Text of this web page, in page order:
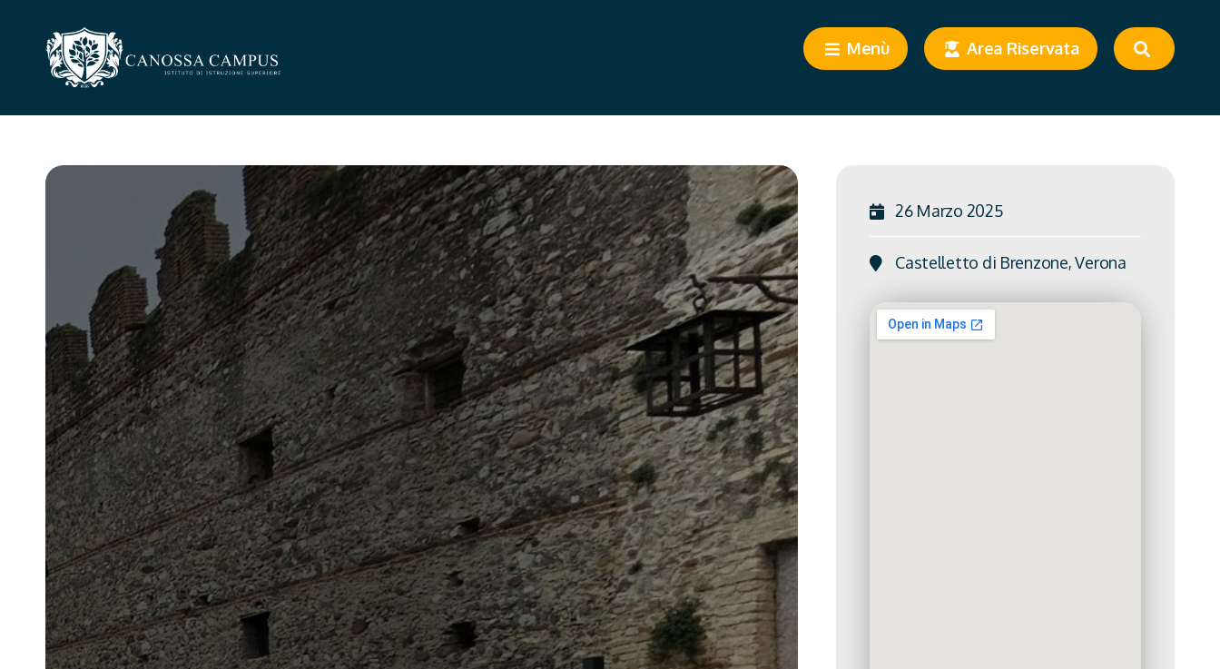
Menù Area Riservata
26 Marzo 2025
Castelletto di Brenzone, Verona